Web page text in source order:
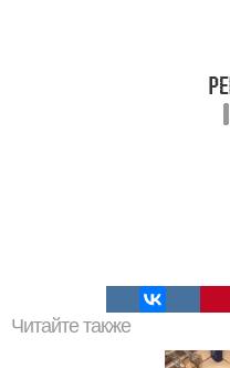
Читайте также